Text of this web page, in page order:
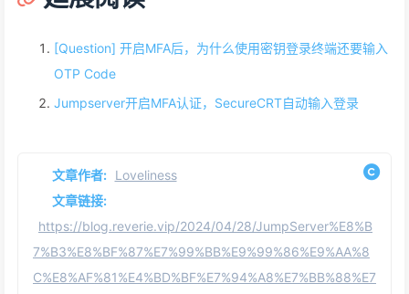
[Question] 开启MFA后，为什么使用密钥登录终端还要输入
OTP Code
Jumpserver开启MFA认证，SecureCRT自动输入登录
文章作者: Loveliness
文章链接:
https://blog.reverie.vip/2024/04/28/JumpServer%E8%B
7%B3%E8%BF%87%E7%99%BB%E9%99%86%E9%AA%8
C%E8%AF%81%E4%BD%BF%E7%94%A8%E7%BB%88%E7